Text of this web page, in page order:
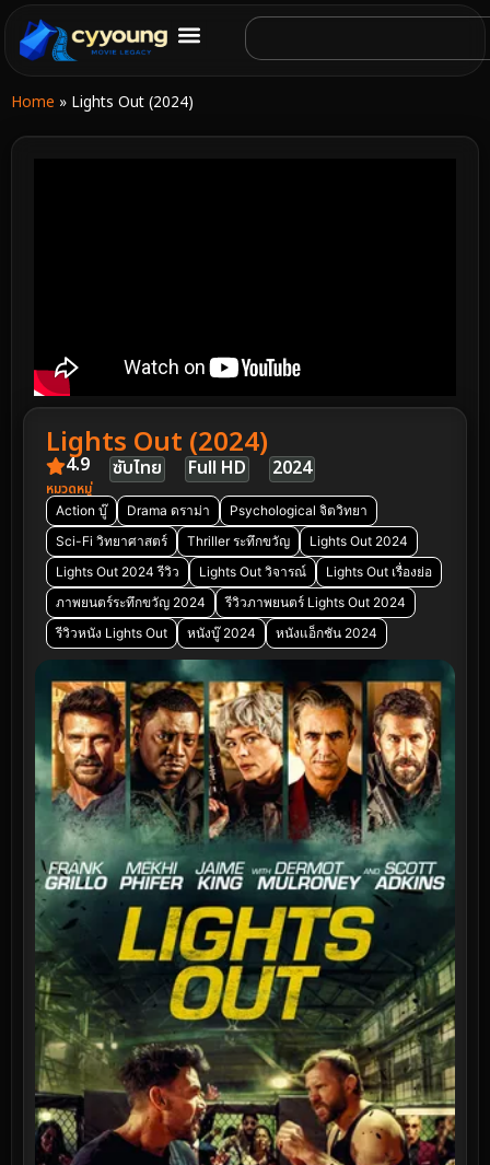
Home » Lights Out (2024)
Lights Out (2024)
4.9 ซับไทย Full HD 2024
หมวดหมู่
Action บู๊ Drama ดราม่า
Psychological จิตวิทยา
Sci-Fi วิทยาศาสตร์
Thriller ระทึกขวัญ
Lights Out 2024
Lights Out 2024 รีวิว
Lights Out วิจารณ์
Lights Out เรื่องย่อ
ภาพยนตร์ระทึกขวัญ 2024
รีวิวภาพยนตร์ Lights Out 2024
รีวิวหนัง Lights Out
หนังบู๊ 2024 หนังแอ็กชัน 2024